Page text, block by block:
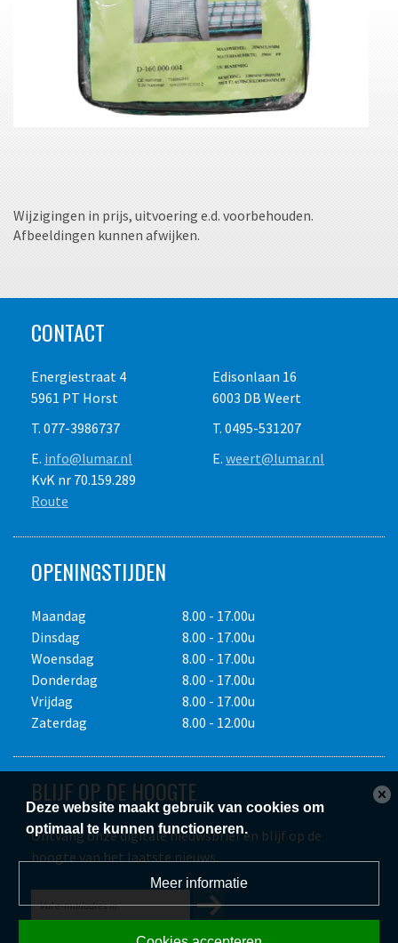
Wijzigingen in prijs, uitvoering e.d. voorbehouden.
Afbeeldingen kunnen afwijken.
CONTACT
Energiestraat 4
5961 PT Horst
T. 077-3986737
E. info@lumar.nl
Edisonlaan 16
6003 DB Weert
T. 0495-531207
E. weert@lumar.nl
KvK nr 70.159.289
Route
OPENINGSTIJDEN
Maandag
Dinsdag
Woensdag
Donderdag
Vrijdag
Zaterdag
8.00 - 17.00u
8.00 - 17.00u
8.00 - 17.00u
8.00 - 17.00u
8.00 - 17.00u
8.00 - 12.00u
BLIJF OP DE HOOGTE
Ontvang onze digitale nieuwsbrief en blijf op de
hoogte van het laatste nieuws.
Deze website maakt gebruik van cookies om
optimaal te kunnen functioneren.
Meer informatie